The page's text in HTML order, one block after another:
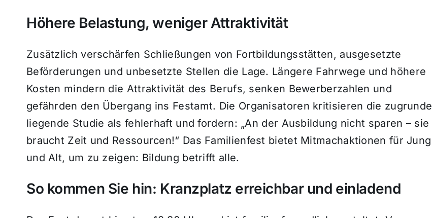
Höhere Belastung, weniger Attraktivität
Zusätzlich verschärfen Schließungen von Fortbildungsstätten, ausgesetzte
Beförderungen und unbesetzte Stellen die Lage. Längere Fahrwege und höhere
Kosten mindern die Attraktivität des Berufs, senken Bewerberzahlen und
gefährden den Übergang ins Festamt. Die Organisatoren kritisieren die zugrunde
liegende Studie als fehlerhaft und fordern: „An der Ausbildung nicht sparen – sie
braucht Zeit und Ressourcen!“ Das Familienfest bietet Mitmachaktionen für Jung
und Alt, um zu zeigen: Bildung betrifft alle.
So kommen Sie hin: Kranzplatz erreichbar und einladend